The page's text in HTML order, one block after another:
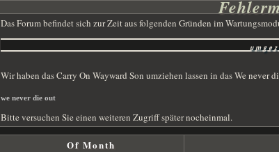
Das Forum befindet sich zur Zeit aus folgenden Gründen im
Wir haben das Carry On Wayward Son umziehen lassen in das We
we never die out
Bitte versuchen Sie einen weiteren Zugriff später nocheinmal.
Of Month